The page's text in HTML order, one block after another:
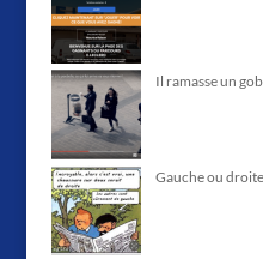
Il ramasse un
Gauche ou